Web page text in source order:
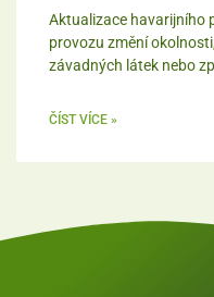
Aktualizace havarijního
provozu změní
závadných látek nebo
ČÍST VÍCE »